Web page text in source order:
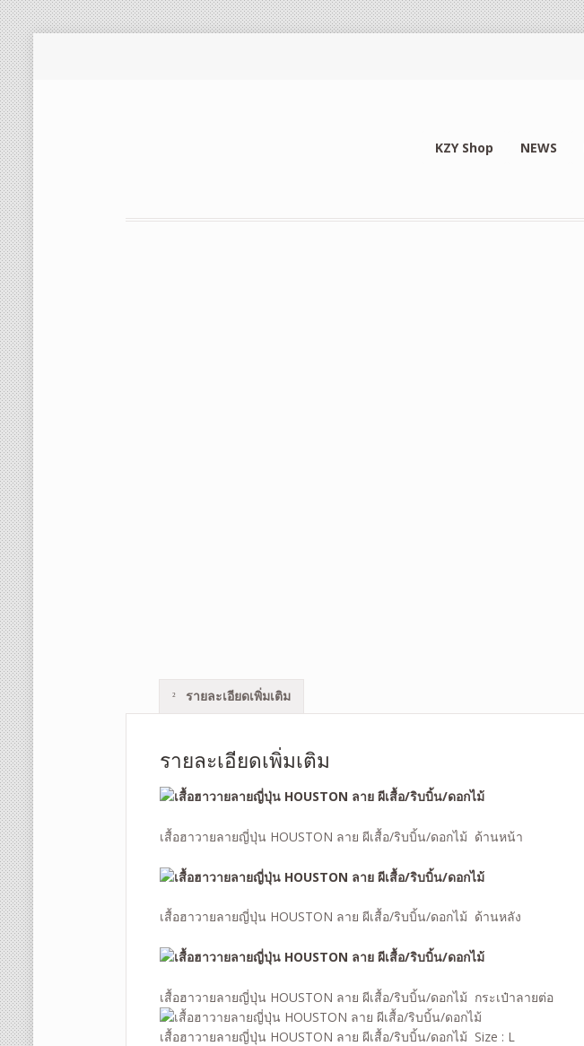
KZY Shop NEWS
รายละเอียดเพิ่มเติม
รายละเอียดเพิ่มเติม
เสื้อฮาวายลายญี่ปุ่น HOUSTON ลาย ผีเสื้อ/ริบบิ้น/ดอกไม้ด้านหน้า
เสื้อฮาวายลายญี่ปุ่น HOUSTON ลาย ผีเสื้อ/ริบบิ้น/ดอกไม้ด้านหลัง
เสื้อฮาวายลายญี่ปุ่น HOUSTON ลาย ผีเสื้อ/ริบบิ้น/ดอกไม้กระเป๋าลายต่อ
เสื้อฮาวายลายญี่ปุ่น HOUSTON ลาย ผีเสื้อ/ริบบิ้น/ดอกไม้Size : L